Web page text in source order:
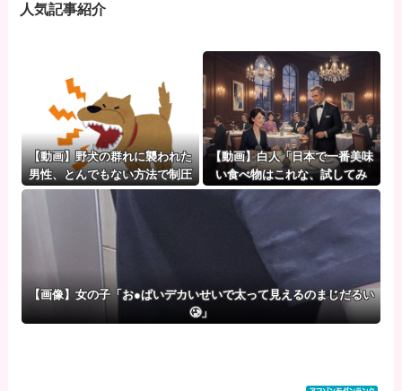
人気記事紹介
【動画】野犬の群れに襲われた
男性、とんでもない方法で制圧
するｗｗｗｗｗｗｗ
【動画】白人「日本で一番美味
い食べ物はこれな、試してみ
ろ！飛ぶぞ」
【画像】女の子「お●ぱいデカいせいで太って見えるのまじだるい
🥲」